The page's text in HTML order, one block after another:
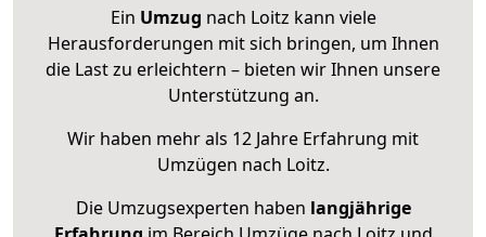
Ein Umzug nach Loitz kann viele
Herausforderungen mit sich bringen, um Ihnen
die Last zu erleichtern – bieten wir Ihnen unsere
Unterstützung an.
Wir haben mehr als 12 Jahre Erfahrung mit
Umzügen nach Loitz.
Die Umzugsexperten haben langjährige